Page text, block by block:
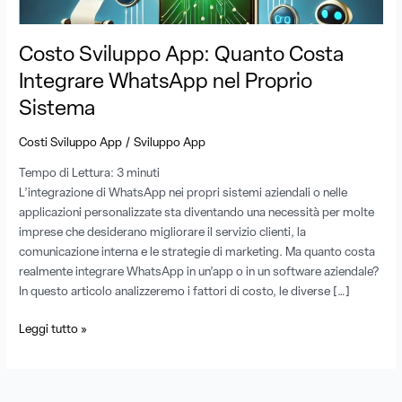
Costo Sviluppo App: Quanto Costa
Integrare WhatsApp nel Proprio
Sistema
Costi Sviluppo App /Sviluppo App
Tempo di Lettura:3 minuti
L’integrazione di WhatsApp nei propri sistemi aziendali o nelle
applicazioni personalizzate sta diventando una necessità per molte
imprese che desiderano migliorare il servizio clienti, la
comunicazione interna e le strategie di marketing. Ma quanto costa
realmente integrare WhatsApp in un’app o in un software aziendale?
In questo articolo analizzeremo i fattori di costo, le diverse […]
nel
Sistema
Leggi tutto »